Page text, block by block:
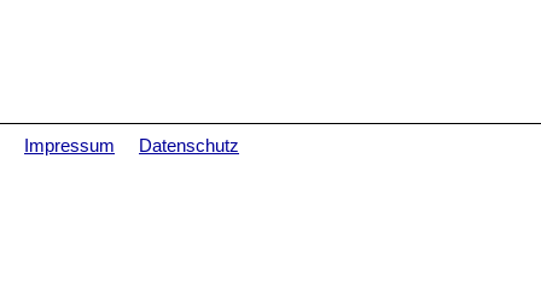
Impressum Datenschutz